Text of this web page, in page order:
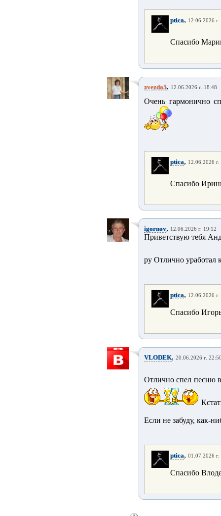
ptica, 12.06.2026 г.
Спасибо
zvezda5, 12.06.2026 г. 18:48
Очень гармонично
ptica, 12.06.2026 г.
Спасибо
igornov, 12.06.2026 г. 19:12
Приветствую тебя
ру Отлично
ptica, 12.06.2026 г.
Спасибо
VLODEK, 20.06.2026 г.
Отлично спел песню
Если не забуду, как-
ptica, 01.07.2026 г.
Спасибо